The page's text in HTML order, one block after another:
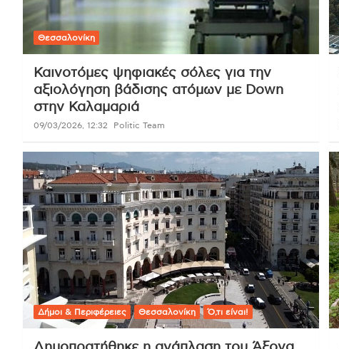
Θεσσαλονίκη
Καινοτόμες ψηφιακές σόλες για την
αξιολόγηση βάδισης ατόμων με Down
στην Καλαμαριά
09/03/2026, 12:32 Politic Team
Δήμοι & Περιφέρειες Θεσσαλονίκη Ό,τι είναι!